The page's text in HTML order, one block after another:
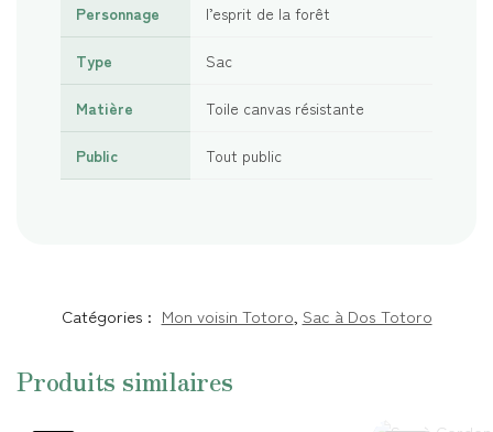
Personnage l’esprit de la forêt
Type Sac
Matière Toile canvas résistante
Public Tout public
Catégories : Mon voisin Totoro, Sac à Dos Totoro
Produits similaires